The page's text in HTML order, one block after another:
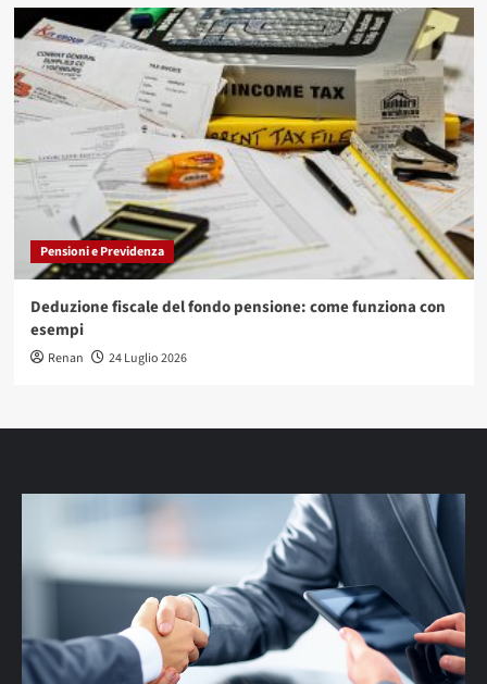
Pensioni e Previdenza
Deduzione fiscale del fondo pensione: come funziona con
esempi
Renan 24 Luglio 2026